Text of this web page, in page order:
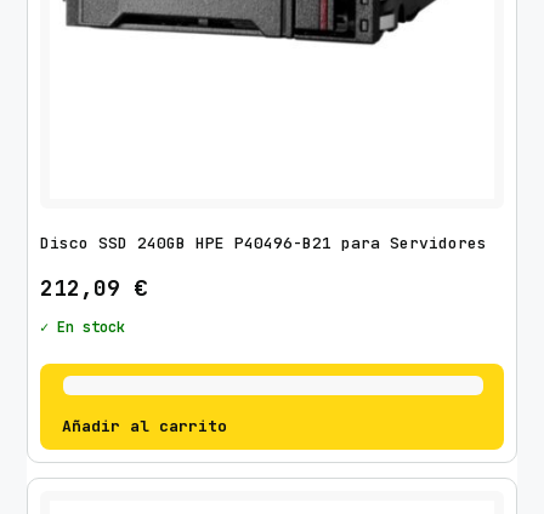
Disco SSD 240GB HPE P40496-B21 para Servidores
212,09 €
✓ En stock
Añadir al carrito